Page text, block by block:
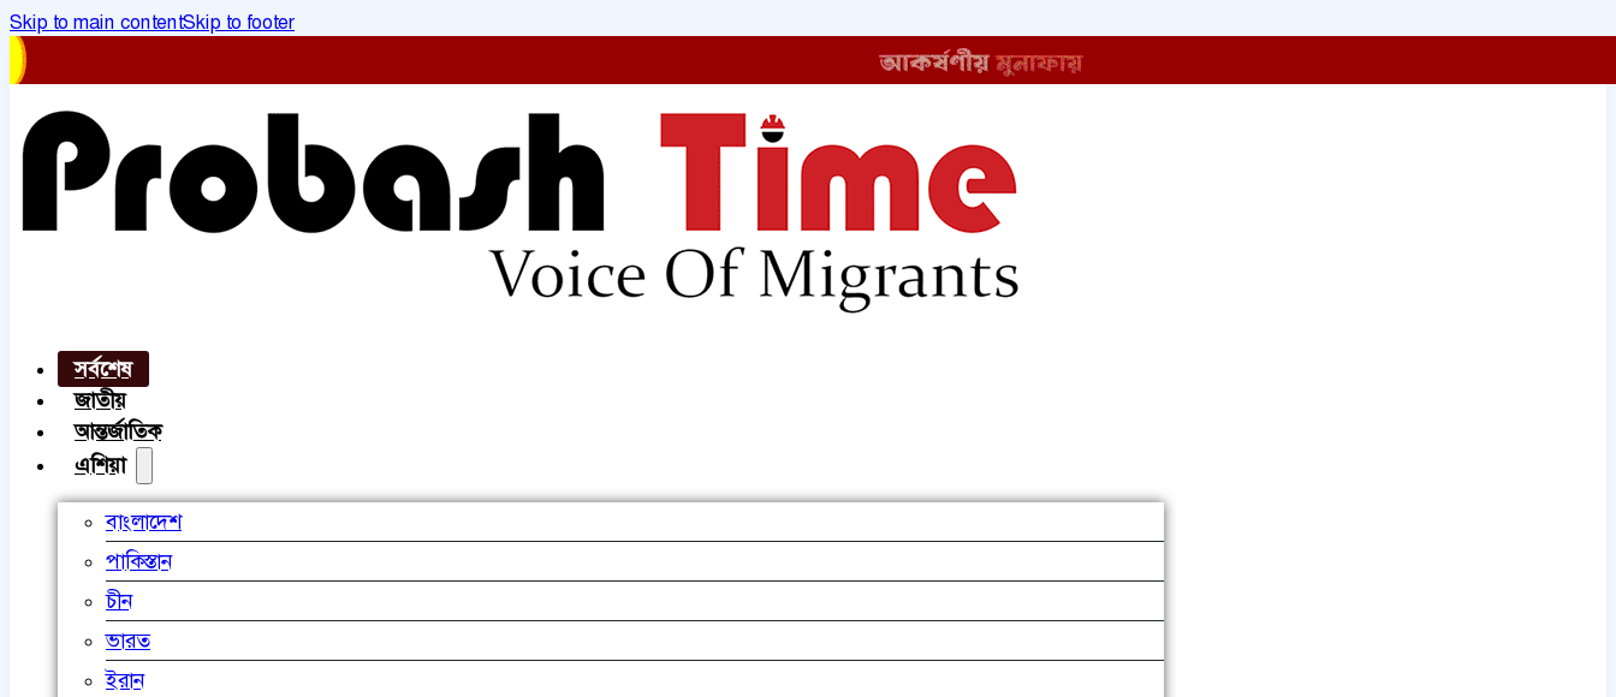
Skip to main contentSkip to footer
সর্বশেষ
জাতীয়
আন্তর্জাতিক
এশিয়া
বাংলাদেশ
পাকিস্তান
চীন
ভারত
ইরান